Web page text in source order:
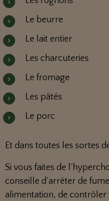
Le beurre
Le lait entier
Les charcuteries
Le fromage
Les pâtés
Le porc
Et dans toutes les sortes
Si vous faites de
conseille d’arrêter de
alimentation, de